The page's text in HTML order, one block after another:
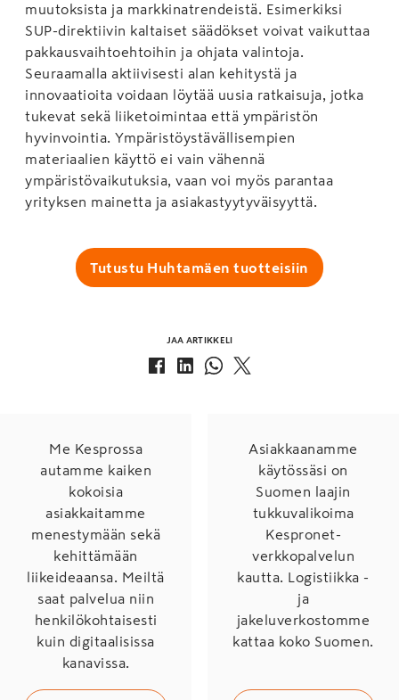
muutoksista ja markkinatrendeistä. Esimerkiksi
SUP-direktiivin kaltaiset säädökset voivat vaikuttaa
pakkausvaihtoehtoihin ja ohjata valintoja.
Seuraamalla aktiivisesti alan kehitystä ja
innovaatioita voidaan löytää uusia ratkaisuja, jotka
tukevat sekä liiketoimintaa että ympäristön
hyvinvointia. Ympäristöystävällisempien
materiaalien käyttö ei vain vähennä
ympäristövaikutuksia, vaan voi myös parantaa
yrityksen mainetta ja asiakastyytyväisyyttä.
Tutustu Huhtamäen tuotteisiin
JAA ARTIKKELI
Me Kesprossa
autamme kaiken
kokoisia
asiakkaitamme
menestymään sekä
kehittämään
liikeideaansa. Meiltä
saat palvelua niin
henkilökohtaisesti
kuin digitaalisissa
kanavissa.
Asiakkaanamme
käytössäsi on
Suomen laajin
tukkuvalikoima
Kespronet-
verkkopalvelun
kautta. Logistiikka -
ja
jakeluverkostomme
kattaa koko Suomen.